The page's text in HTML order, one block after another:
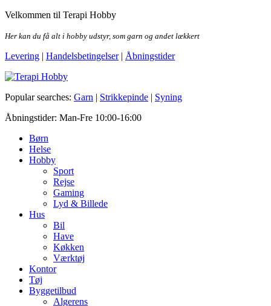
Skip
the
Velkommen til Terapi Hobby
Her kan du få alt i hobby udstyr, som garn og andet lækkert
Levering | Handelsbetingelser| Åbningstider
Terapi Hobby
Popular searches: Garn | Strikkepinde | Syning
Åbningstider: Man-Fre 10:00-16:00
Børn
Helse
Hobby
Sport
Rejse
Gaming
Lyd & Billede
Hus
Bil
Have
Køkken
Værktøj
Kontor
Tøj
Byggetilbud
Algerens